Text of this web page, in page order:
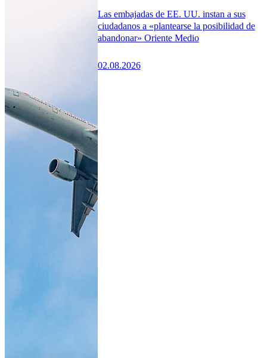
Las embajadas de EE. UU. instan a sus
ciudadanos a «plantearse la posibilidad de
abandonar» Oriente Medio
02.08.2026